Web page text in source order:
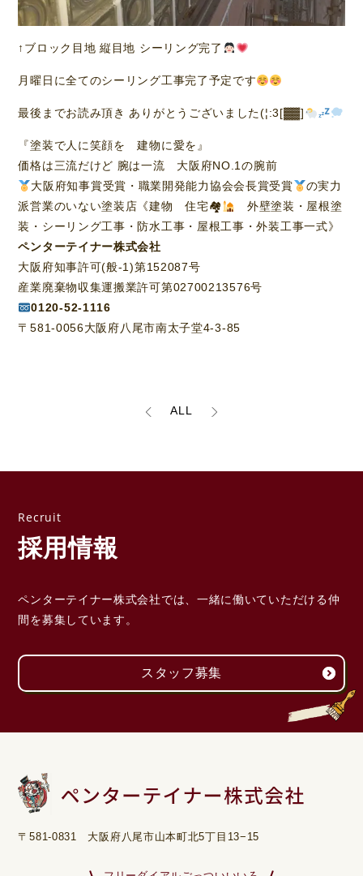
↑ブロック目地 縦目地 シーリング完了
月曜日に全てのシーリング工事完了予定です
最後までお読み頂き ありがとうございました(¦:3[▓▓]
『塗装で人に笑顔を 建物に愛を』
価格は三流だけど 腕は一流 大阪府NO.1の腕前
大阪府知事賞受賞・職業開発能力協会会長賞受賞
の実力
派営業のいない塗装店《建物 住宅🏘
外壁塗装・屋根塗
装・シーリング工事・防水工事・屋根工事・外装工事一式》
ペンターテイナー株式会社
大阪府知事許可(般-1)第152087号
産業廃棄物収集運搬業許可第02700213576号
0120-52-1116
〒581-0056大阪府八尾市南太子堂4-3-85
ALL
採用情報
ペンターテイナー株式会社では、一緒に働いていただける仲
間を募集しています。
スタッフ募集
〒581-0831 大阪府八尾市山本町北5丁目13−15